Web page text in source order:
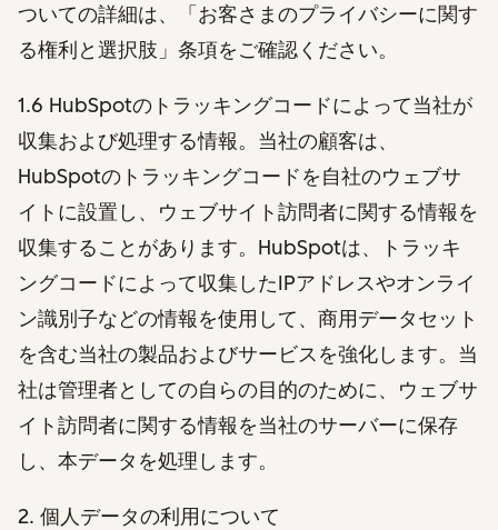
ついての詳細は、「お客さまのプライバシーに関す
る権利と選択肢」条項をご確認ください。
1.6 HubSpotのトラッキングコードによって当社が
収集および処理する情報。当社の顧客は、
HubSpotのトラッキングコードを自社のウェブサ
イトに設置し、ウェブサイト訪問者に関する情報を
収集することがあります。HubSpotは、トラッキ
ングコードによって収集したIPアドレスやオンライ
ン識別子などの情報を使用して、商用データセット
を含む当社の製品およびサービスを強化します。当
社は管理者としての自らの目的のために、ウェブサ
イト訪問者に関する情報を当社のサーバーに保存
し、本データを処理します。
2. 個人データの利用について